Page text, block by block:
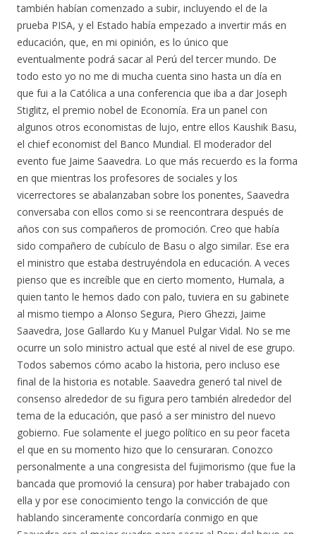
también habían comenzado a subir, incluyendo el de la
prueba PISA, y el Estado había empezado a invertir más en
educación, que, en mi opinión, es lo único que
eventualmente podrá sacar al Perú del tercer mundo. De
todo esto yo no me di mucha cuenta sino hasta un día en
que fui a la Católica a una conferencia que iba a dar Joseph
Stiglitz, el premio nobel de Economía. Era un panel con
algunos otros economistas de lujo, entre ellos Kaushik Basu,
el chief economist del Banco Mundial. El moderador del
evento fue Jaime Saavedra. Lo que más recuerdo es la forma
en que mientras los profesores de sociales y los
vicerrectores se abalanzaban sobre los ponentes, Saavedra
conversaba con ellos como si se reencontrara después de
años con sus compañeros de promoción. Creo que había
sido compañero de cubículo de Basu o algo similar. Ese era
el ministro que estaba destruyéndola en educación. A veces
pienso que es increíble que en cierto momento, Humala, a
quien tanto le hemos dado con palo, tuviera en su gabinete
al mismo tiempo a Alonso Segura, Piero Ghezzi, Jaime
Saavedra, Jose Gallardo Ku y Manuel Pulgar Vidal. No se me
ocurre un solo ministro actual que esté al nivel de ese grupo.
Todos sabemos cómo acabo la historia, pero incluso ese
final de la historia es notable. Saavedra generó tal nivel de
consenso alrededor de su figura pero también alrededor del
tema de la educación, que pasó a ser ministro del nuevo
gobierno. Fue solamente el juego político en su peor faceta
el que en su momento hizo que lo censuraran. Conozco
personalmente a una congresista del fujimorismo (que fue la
bancada que promovió la censura) por haber trabajado con
ella y por ese conocimiento tengo la convicción de que
hablando sinceramente concordaría conmigo en que